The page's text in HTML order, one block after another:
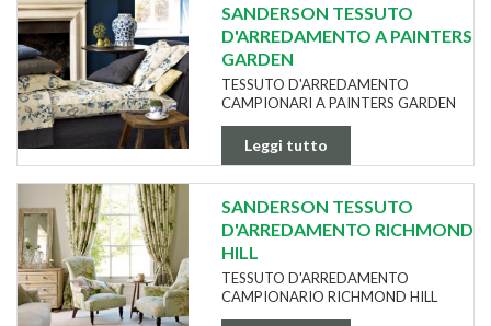
SANDERSON TESSUTO
D'ARREDAMENTO A PAINTERS
GARDEN
TESSUTO D'ARREDAMENTO
CAMPIONARI A PAINTERS GARDEN
Leggi tutto
SANDERSON TESSUTO
D'ARREDAMENTO RICHMOND
HILL
TESSUTO D'ARREDAMENTO
CAMPIONARIO RICHMOND HILL